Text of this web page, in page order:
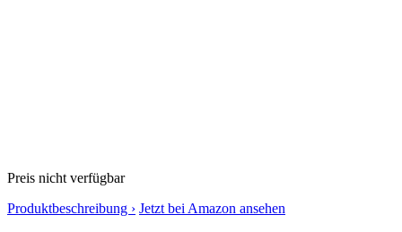
Preis nicht verfügbar
Produktbeschreibung › Jetzt bei Amazon ansehen